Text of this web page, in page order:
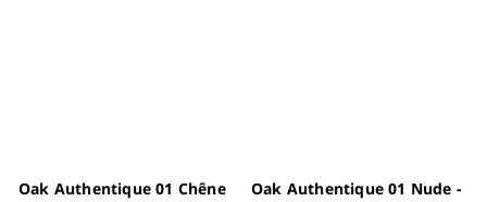
Oak Authentique 01 Chêne
Oak Authentique 01 Nude -